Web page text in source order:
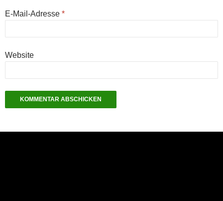
E-Mail-Adresse *
Website